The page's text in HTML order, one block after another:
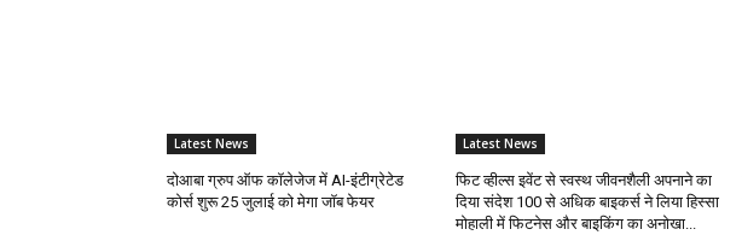
Latest News
दोआबा ग्रुप ऑफ कॉलेजेज में AI-इंटीग्रेटेड
कोर्स शुरू 25 जुलाई को मेगा जॉब फेयर
Latest News
फिट व्हील्स इवेंट से स्वस्थ जीवनशैली अपनाने का
दिया संदेश 100 से अधिक बाइकर्स ने लिया हिस्सा
मोहाली में फिटनेस और बाइकिंग का अनोखा...